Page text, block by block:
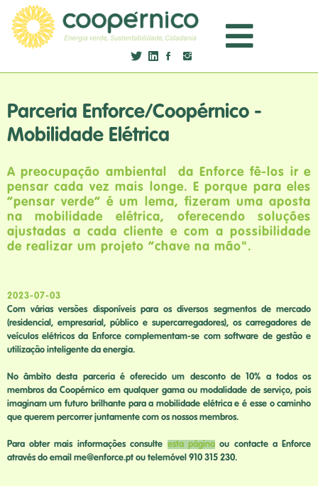
Parceria Enforce/Coopérnico -
Mobilidade Elétrica
A preocupação ambiental da Enforce fê-los ir e
pensar cada vez mais longe. E porque para eles
“pensar verde” é um lema, fizeram uma aposta
na mobilidade elétrica, oferecendo soluções
ajustadas a cada cliente e com a possibilidade
de realizar um projeto “chave na mão".
2023-07-03
Com várias versões disponíveis para os diversos segmentos de mercado
(residencial, empresarial, público e supercarregadores), os carregadores de
veículos elétricos da Enforce complementam-se com software de gestão e
utilização inteligente da energia.
No âmbito desta parceria é oferecido um desconto de 10% a todos os
membros da Coopérnico em qualquer gama ou modalidade de serviço, pois
imaginam um futuro brilhante para a mobilidade elétrica e é esse o caminho
que querem percorrer juntamente com os nossos membros.
Para obter mais informações consulte esta páginaou contacte a Enforce
através do email me@enforce.pt ou telemóvel 910 315 230.